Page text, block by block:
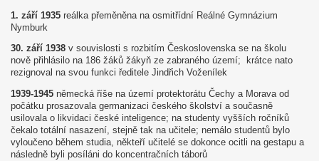
1. září 1935 reálka přeměněna na osmitřídní Reálné Gymnázium
Nymburk
30. září 1938 v souvislosti s rozbitím Československa se na školu
nově přihlásilo na 186 žáků žákyň ze zabraného území; krátce nato
rezignoval na svou funkci ředitele Jindřich Voženílek
1939-1945 německá říše na území protektorátu Čechy a Morava od
počátku prosazovala germanizaci českého školství a současně
usilovala o likvidaci české inteligence; na studenty vyšších ročníků
čekalo totální nasazení, stejně tak na učitele; nemálo studentů bylo
vyloučeno během studia, někteří učitelé se dokonce ocitli na gestapu a
následně byli posíláni do koncentračních táborů